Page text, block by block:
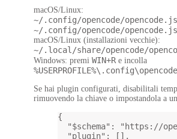
macOS/Linux:
~/.config/opencode/
~/.config/opencode/
macOS/Linux (installazioni vecchie):
~/.local/share/opencode/
Windows: premi WIN+R e incolla
Se hai plugin configurati, disabilitali
rimuovendo la chiave o impostandola a
{
"$schema" :
"https://
"plugin" : [],